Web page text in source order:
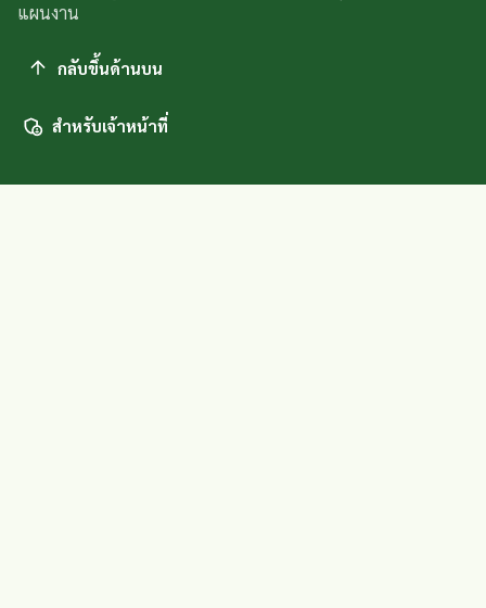
แผนงาน
กลับขึ้นด้านบน
สำหรับเจ้าหน้าที่